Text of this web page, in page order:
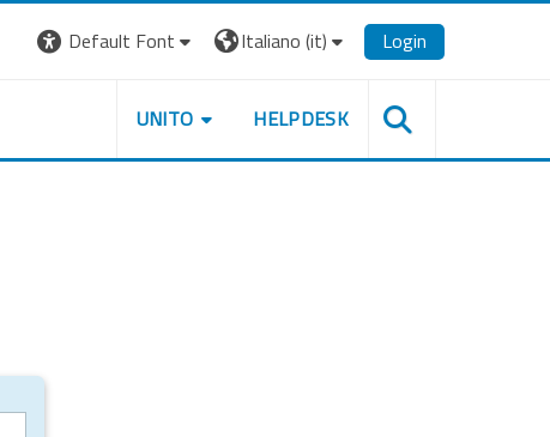
Default Font
Italiano ‎(it)‎ Login
UNITO HELPDESK